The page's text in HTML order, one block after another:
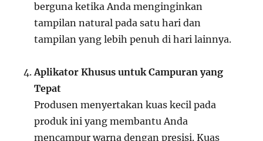
berguna ketika Anda menginginkan
tampilan natural pada satu hari dan
tampilan yang lebih penuh di hari lainnya.
Aplikator Khusus untuk Campuran yang
Tepat
Produsen menyertakan kuas kecil pada
produk ini yang membantu Anda
mencampur warna dengan presisi. Kuas